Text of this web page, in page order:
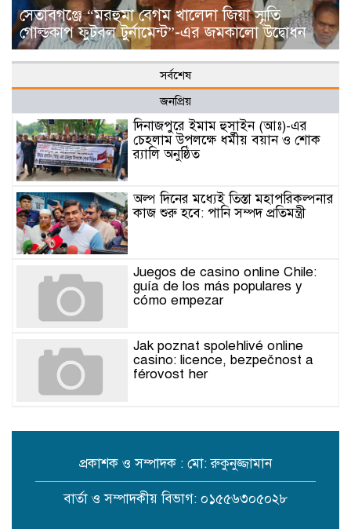
সেতাবগঞ্জে “মরহুমা বেগম খালেদা জিয়া স্মৃতি
গোল্ডকাপ ফুটবল টুর্নামেন্ট”-এর জমকালো উদ্বোধন
সর্বশেষ
জনপ্রিয়
দিনাজপুরে ইমাম হুসাইন (আঃ)-এর
চেহলাম উপলক্ষে ধর্মীয় বয়ান ও শোক
র‍্যালি অনুষ্ঠিত
অল্প দিনের মধ্যেই তিস্তা মহাপরিকল্পনার
কাজ শুরু হবে: পানি সম্পদ প্রতিমন্ত্রী
Juegos de casino online Chile:
guía de los más populares y
cómo empezar
Jak poznat spolehlivé online
casino: licence, bezpečnost a
férovost her
casino: licence, bezpečnost a
Juegos de casino online Chile:
guía de los más populares y
প্রকাশক ও সম্পাদক : মো: রুকুনুজ্জামান
বার্তা ও সম্পাদকীয় বিভাগ: ০১৫৫৬৩০৫০২৮